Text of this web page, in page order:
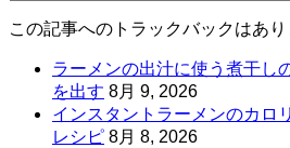
この記事へのトラックバックはあり
ラーメンの出汁に使う煮干し
を出す 8月 9, 2026
インスタントラーメンのカロ
レシピ 8月 8, 2026